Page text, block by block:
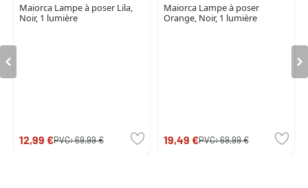
Maiorca Lampe à poser Lila,
Noir, 1 lumière
12,99 €PVC:69,99 €
Maiorca Lampe à poser
Orange, Noir, 1 lumière
19,49 €PVC:69,99 €